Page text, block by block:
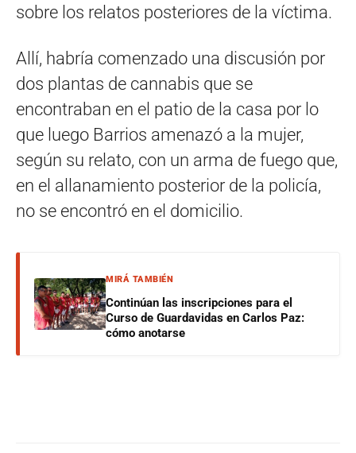
sobre los relatos posteriores de la víctima.
Allí, habría comenzado una discusión por
dos plantas de cannabis que se
encontraban en el patio de la casa por lo
que luego Barrios amenazó a la mujer,
según su relato, con un arma de fuego que,
en el allanamiento posterior de la policía,
no se encontró en el domicilio.
MIRÁ TAMBIÉN
Continúan las inscripciones para el
Curso de Guardavidas en Carlos Paz:
cómo anotarse